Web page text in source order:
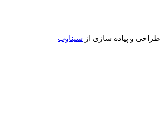
طراحی و پیاده سازی از سیناوب